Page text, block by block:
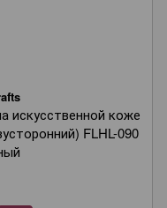
искусственной коже
FLHL-090